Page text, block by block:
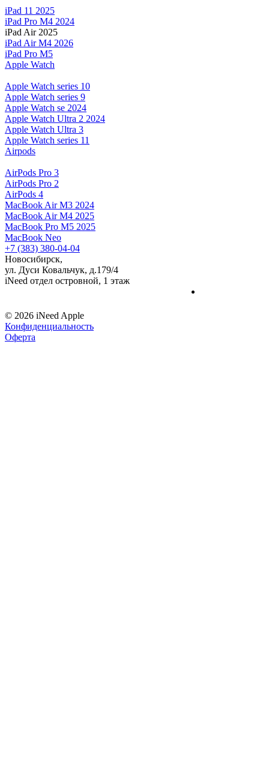
iPad 11 2025
iPad Pro M4 2024
iPad Air 2025
iPad Air M4 2026
iPad Pro M5
Apple Watch
Apple Watch series 10
Apple Watch series 9
Apple Watch se 2024
Apple Watch Ultra 2 2024
Apple Watch Ultra 3
Apple Watch series 11
Airpods
AirPods Pro 3
AirPods Pro 2
AirPods 4
MacBook Air M3 2024
MacBook Air M4 2025
MacBook Pro M5 2025
MacBook Neo
+7 (383) 380-04-04
Новосибирск,
ул. Дуси Ковальчук, д.179/4
iNeed отдел островной, 1 этаж
© 2026 iNeed Apple
Конфиденциальность
Оферта